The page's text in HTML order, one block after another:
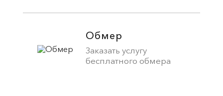
Обмер
Заказать услугу
бесплатного обмера